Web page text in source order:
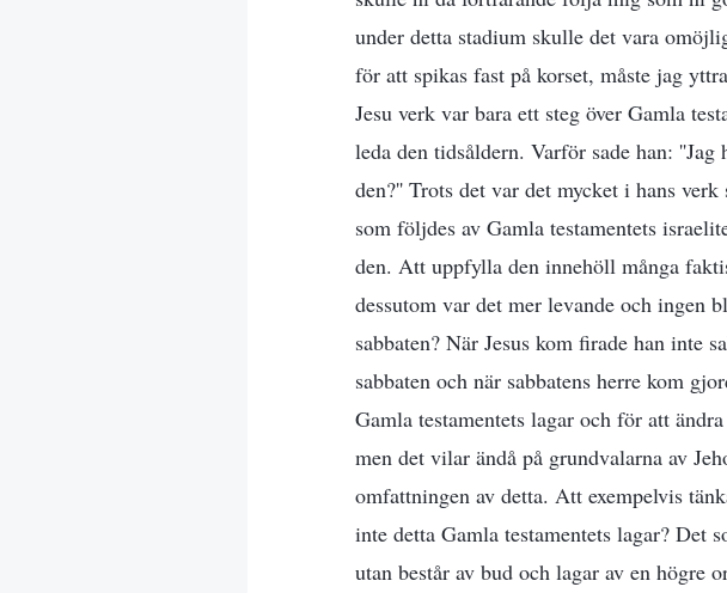
under detta stadium skulle det vara
för att spikas fast på korset, måste jag
Jesu verk var bara ett steg över Gamla
leda den tidsåldern. Varför sade han:
den?'' Trots det var det mycket i hans
som följdes av Gamla testamentets
den. Att uppfylla den innehöll många
dessutom var det mer levande och ingen
sabbaten? När Jesus kom firade han inte
sabbaten och när sabbatens herre kom
Gamla testamentets lagar och för att
men det vilar ändå på grundvalarna av
omfattningen av detta. Att exempelvis
inte detta Gamla testamentets lagar? Det
utan består av bud och lagar av en högre